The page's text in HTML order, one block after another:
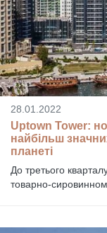
28.01.2022
Uptown Tower:
найбільш
планеті
До третього
товарно-